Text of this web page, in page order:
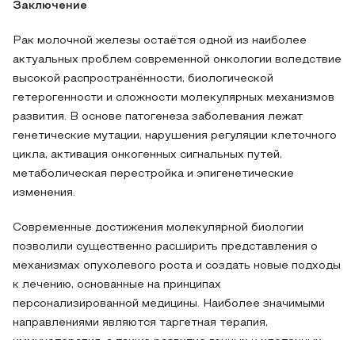
Заключение
Рак молочной железы остаётся одной из наиболее
актуальных проблем современной онкологии вследствие
высокой распространённости, биологической
гетерогенности и сложности молекулярных механизмов
развития. В основе патогенеза заболевания лежат
генетические мутации, нарушения регуляции клеточного
цикла, активация онкогенных сигнальных путей,
метаболическая перестройка и эпигенетические
изменения.
Современные достижения молекулярной биологии
позволили существенно расширить представления о
механизмах опухолевого роста и создать новые подходы
к лечению, основанные на принципах
персонализированной медицины. Наиболее значимыми
направлениями являются таргетная терапия,